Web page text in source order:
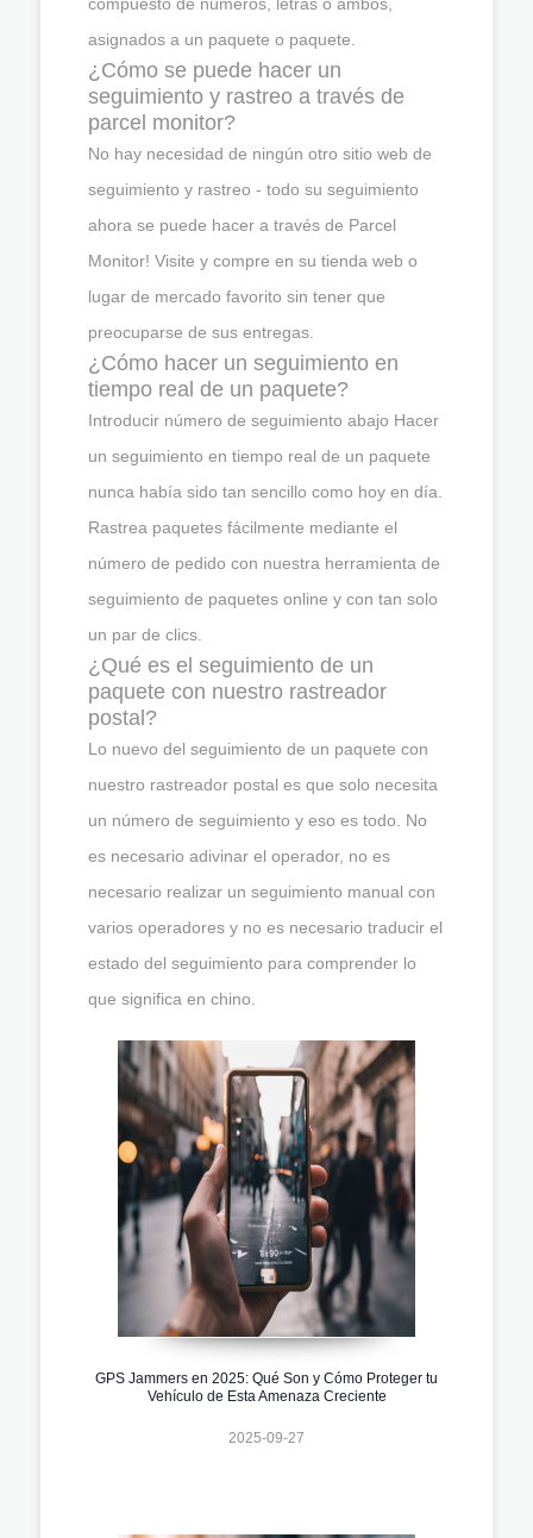
asignados a un paquete o paquete.
¿Cómo se puede hacer un
seguimiento y rastreo a través de
parcel monitor?
No hay necesidad de ningún otro sitio web de
seguimiento y rastreo - todo su seguimiento
ahora se puede hacer a través de Parcel
Monitor! Visite y compre en su tienda web o
lugar de mercado favorito sin tener que
preocuparse de sus entregas.
¿Cómo hacer un seguimiento en
tiempo real de un paquete?
Introducir número de seguimiento abajo Hacer
un seguimiento en tiempo real de un paquete
nunca había sido tan sencillo como hoy en día.
Rastrea paquetes fácilmente mediante el
número de pedido con nuestra herramienta de
seguimiento de paquetes online y con tan solo
un par de clics.
¿Qué es el seguimiento de un
paquete con nuestro rastreador
postal?
Lo nuevo del seguimiento de un paquete con
nuestro rastreador postal es que solo necesita
un número de seguimiento y eso es todo. No
es necesario adivinar el operador, no es
necesario realizar un seguimiento manual con
varios operadores y no es necesario traducir el
estado del seguimiento para comprender lo
que significa en chino.
GPS Jammers en 2025: Qué Son y Cómo Proteger tu
Vehículo de Esta Amenaza Creciente
2025-09-27